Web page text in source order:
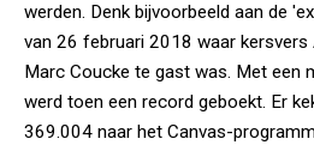
werden. Denk bijvoorbeeld aan de
van 26 februari 2018 waar
Marc Coucke te gast was. Met een
werd toen een record geboekt. Er
369.004 naar het Canvas-